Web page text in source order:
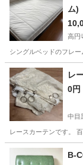
ム)
高円
シングルベッドのフレ
東京 杉並区
レ
0円
中目
レースカーテンです。
東京 目黒区
B-